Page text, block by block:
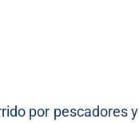
por pescadores y